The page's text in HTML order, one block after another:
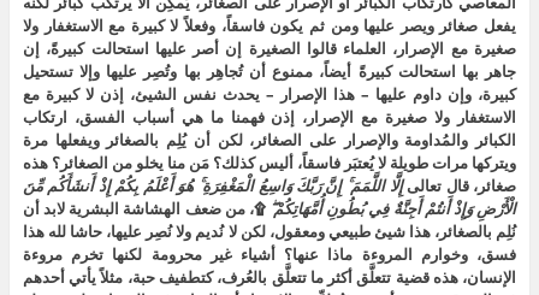
يفعل صغائر ويصر عليها ومن ثم يكون فاسقاً، وفعلاً لا كبيرة مع الاستغفار ولا
صغيرة مع الإصرار، العلماء قالوا الصغيرة إن أصر عليها استحالت كبيرةً، إن
جاهر بها استحالت كبيرةً أيضاً، ممنوع أن تُجاهِر بها وتُصِر عليها وإلا تستحيل
كبيرة، وإن داوم عليها – هذا الإصرار – يحدث نفس الشيئ، إذن لا كبيرة مع
الاستغفار ولا صغيرة مع الإصرار، إذن فهمنا ما هي أسباب الفسق، ارتكاب
الكبائر والمُداومة والإصرار على الصغائر، لكن أن يُلِم بالصغائر ويفعلها مرة
ويتركها مرات طويلة لا يُعتبَر فاسقاً، أليس كذلك؟ مَن منا يخلو من الصغائر؟ هذه
صغائر، قال تعالىإِلَّا اللَّمَمَ ۚ إِنَّ رَبَّكَ وَاسِعُ الْمَغْفِرَةِ ۚ هُوَ أَعْلَمُ بِكُمْ إِذْ أَنشَأَكُم مِّنَ
الْأَرْضِ وَإِذْ أَنتُمْ أَجِنَّةٌ فِي بُطُونِ أُمَّهَاتِكُمْ ۖ۩، من ضعف الهشاشة البشرية لابد أن
نُلِم بالصغائر، هذا شيئ طبيعي ومعقول، لكن لا نُديم ولا نُصِر عليها، حاشا لله هذا
فسق، وخوارم المروءة ماذا عنها؟ أشياء غير محرومة لكنها تخرم مروءة
الإنسان، هذه قضية تتعلَّق أكثر ما تتعلَّق بالعُرف، كتطفيف حبة، مثلاً يأتي أحدهم